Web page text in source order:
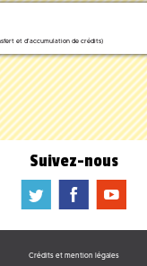
et d'accumulation de crédits)
Suivez-nous
a b f
Crédits et mention légales